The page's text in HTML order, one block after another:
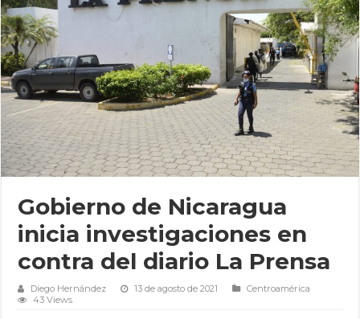
Gobierno de Nicaragua
inicia investigaciones en
contra del diario La Prensa
Diego Hernández 13 de agosto de 2021
Centroamérica
43 Views